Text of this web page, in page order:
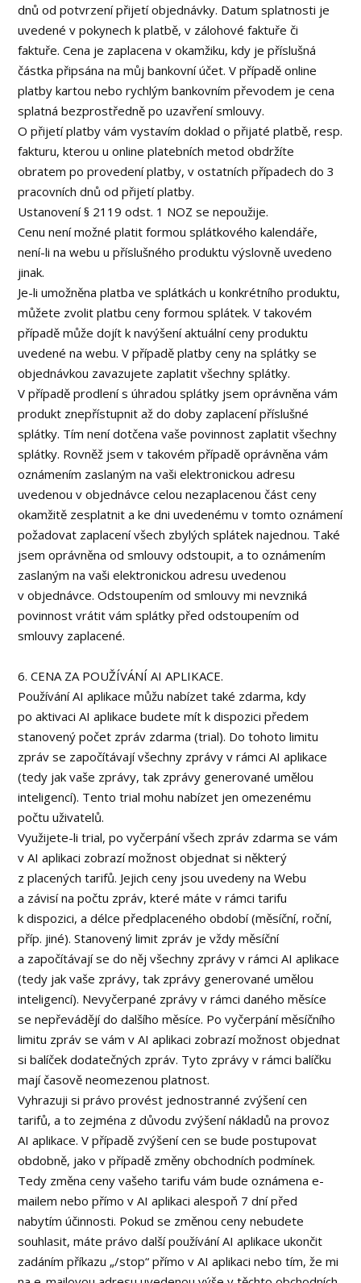
dnů od potvrzení přijetí objednávky. Datum splatnosti je
uvedené v pokynech k platbě, v zálohové faktuře či
faktuře. Cena je zaplacena v okamžiku, kdy je příslušná
částka připsána na můj bankovní účet. V případě online
platby kartou nebo rychlým bankovním převodem je cena
splatná bezprostředně po uzavření smlouvy.
O přijetí platby vám vystavím doklad o přijaté platbě, resp.
fakturu, kterou u online platebních metod obdržíte
obratem po provedení platby, v ostatních případech do 3
pracovních dnů od přijetí platby.
Ustanovení § 2119 odst. 1 NOZ se nepoužije.
Cenu není možné platit formou splátkového kalendáře,
není-li na webu u příslušného produktu výslovně uvedeno
jinak.
Je-li umožněna platba ve splátkách u konkrétního produktu,
můžete zvolit platbu ceny formou splátek. V takovém
případě může dojít k navýšení aktuální ceny produktu
uvedené na webu. V případě platby ceny na splátky se
objednávkou zavazujete zaplatit všechny splátky.
V případě prodlení s úhradou splátky jsem oprávněna vám
produkt znepřístupnit až do doby zaplacení příslušné
splátky. Tím není dotčena vaše povinnost zaplatit všechny
splátky. Rovněž jsem v takovém případě oprávněna vám
oznámením zaslaným na vaši elektronickou adresu
uvedenou v objednávce celou nezaplacenou část ceny
okamžitě zesplatnit a ke dni uvedenému v tomto oznámení
požadovat zaplacení všech zbylých splátek najednou. Také
jsem oprávněna od smlouvy odstoupit, a to oznámením
zaslaným na vaši elektronickou adresu uvedenou
v objednávce. Odstoupením od smlouvy mi nevzniká
povinnost vrátit vám splátky před odstoupením od
smlouvy zaplacené.
6. CENA ZA POUŽÍVÁNÍ AI APLIKACE.
Používání AI aplikace můžu nabízet také zdarma, kdy
po aktivaci AI aplikace budete mít k dispozici předem
stanovený počet zpráv zdarma (trial). Do tohoto limitu
zpráv se započítávají všechny zprávy v rámci AI aplikace
(tedy jak vaše zprávy, tak zprávy generované umělou
inteligencí). Tento trial mohu nabízet jen omezenému
počtu uživatelů.
Využijete-li trial, po vyčerpání všech zpráv zdarma se vám
v AI aplikaci zobrazí možnost objednat si některý
z placených tarifů. Jejich ceny jsou uvedeny na Webu
a závisí na počtu zpráv, které máte v rámci tarifu
k dispozici, a délce předplaceného období (měsíční, roční,
příp. jiné). Stanovený limit zpráv je vždy měsíční
a započítávají se do něj všechny zprávy v rámci AI aplikace
(tedy jak vaše zprávy, tak zprávy generované umělou
inteligencí). Nevyčerpané zprávy v rámci daného měsíce
se nepřevádějí do dalšího měsíce. Po vyčerpání měsíčního
limitu zpráv se vám v AI aplikaci zobrazí možnost objednat
si balíček dodatečných zpráv. Tyto zprávy v rámci balíčku
mají časově neomezenou platnost.
Vyhrazuji si právo provést jednostranné zvýšení cen
tarifů, a to zejména z důvodu zvýšení nákladů na provoz
AI aplikace. V případě zvýšení cen se bude postupovat
obdobně, jako v případě změny obchodních podmínek.
Tedy změna ceny vašeho tarifu vám bude oznámena e-
mailem nebo přímo v AI aplikaci alespoň 7 dní před
nabytím účinnosti. Pokud se změnou ceny nebudete
souhlasit, máte právo další používání AI aplikace ukončit
zadáním příkazu „/stop“ přímo v AI aplikaci nebo tím, že mi